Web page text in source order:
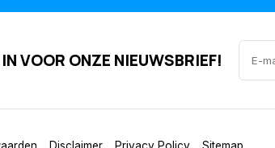
VOOR ONZE NIEUWSBRIEF!
Disclaimer Privacy Policy Sitemap